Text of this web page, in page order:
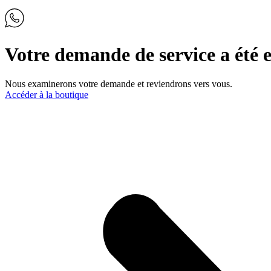
Votre demande de service a été
Nous examinerons votre demande et reviendrons vers vous.
Accéder à la boutique